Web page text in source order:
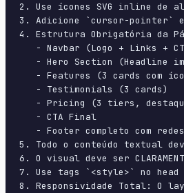
2. Use ícones SVG inline de
3. Adicione `cursor-pointer`
4. Estrutura Obrigatória da
- Navbar (Logo + Links +
- Hero Section (Headline
- Features (3 cards com
   - Testimonials (3 cards)
- Pricing (3 tiers,
   - CTA Final
- Footer completo com
5. Todo o conteúdo textual
6. O visual deve ser
7. Use tags `<style>` no
8. Responsividade Total: O